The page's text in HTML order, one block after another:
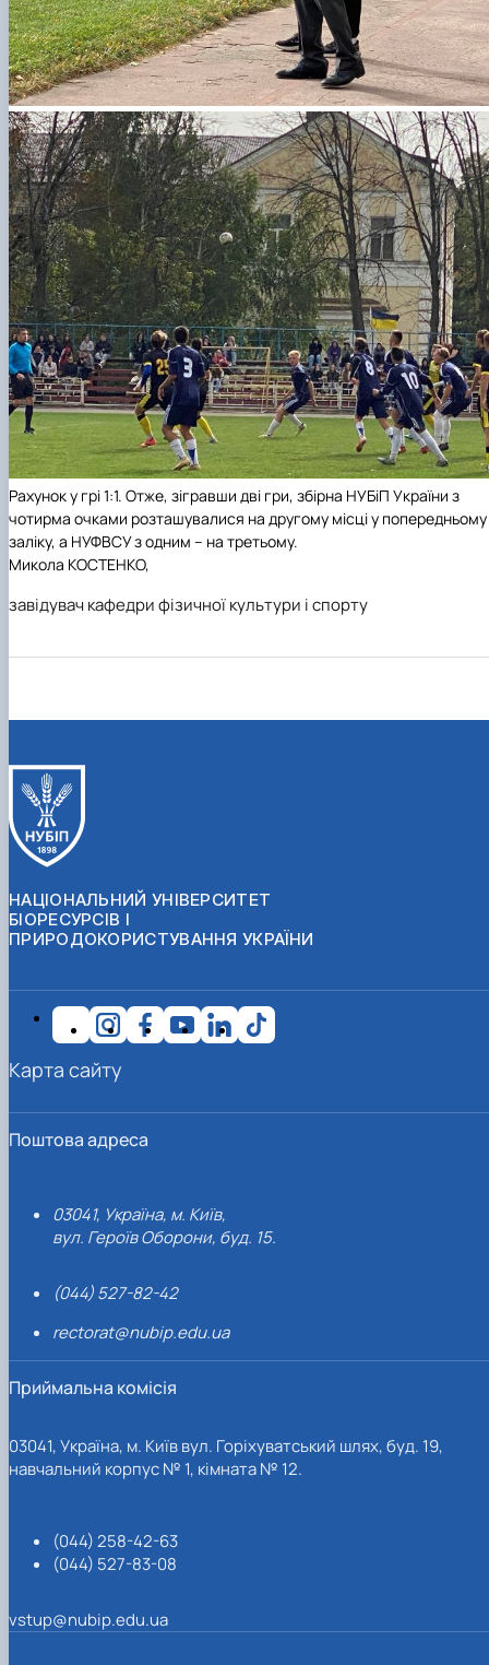
Рахунок у грі 1:1. Отже, зігравши дві гри, збірна НУБіП України з
чотирма очками розташувалися на другому місціу попередньому
заліку, а НУФВСУ з одним – на третьому.
Микола КОСТЕНКО,
завідувач кафедри фізичної культури і спорту
НАЦІОНАЛЬНИЙ УНІВЕРСИТЕТ
БІОРЕСУРСІВ І
ПРИРОДОКОРИСТУВАННЯ УКРАЇНИ
Поштова адреса
03041, Україна, м. Київ,
вул. Героїв Оборони, буд. 15.
(044) 527-82-42
rectorat@nubip.edu.ua
Приймальна комісія
03041, Україна, м. Київ вул. Горіхуватський шлях, буд. 19,
навчальний корпус № 1, кімната № 12.
(044) 258-42-63
(044) 527-83-08
vstup@nubip.edu.ua
Карта сайту